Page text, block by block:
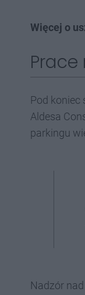
Więcej o
Pod koniec
Aldesa
parkingu
Nadzór